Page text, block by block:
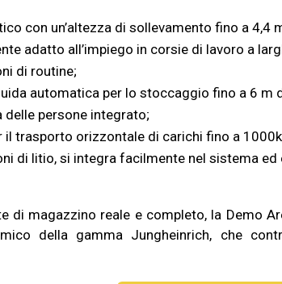
con un’altezza di sollevamento fino a 4,4
adatto all’impiego in corsie di lavoro a
di routine;
automatica per lo stoccaggio fino a 6 m
delle persone integrato;
il trasporto orizzontale di carichi fino a
di litio, si integra facilmente nel sistema
di magazzino reale e completo, la Demo
della gamma Jungheinrich, che